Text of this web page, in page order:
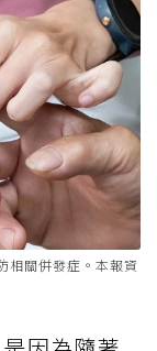
相關併發症。本報資